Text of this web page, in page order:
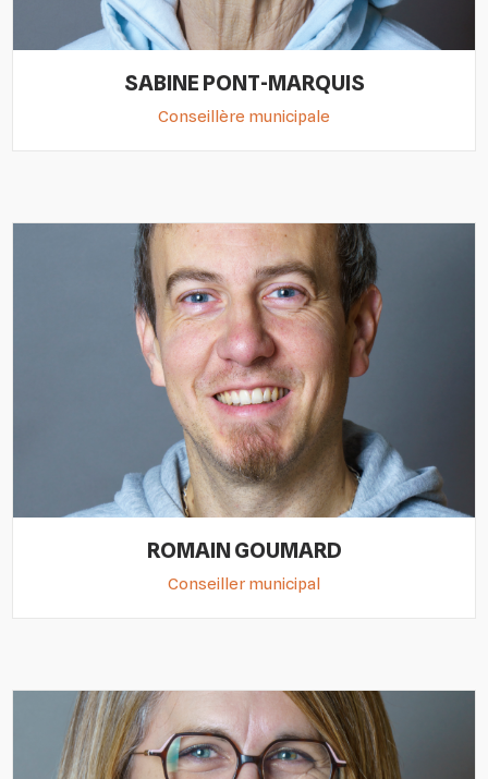
SABINE PONT-MARQUIS
Conseillère municipale
ROMAIN GOUMARD
Conseiller municipal